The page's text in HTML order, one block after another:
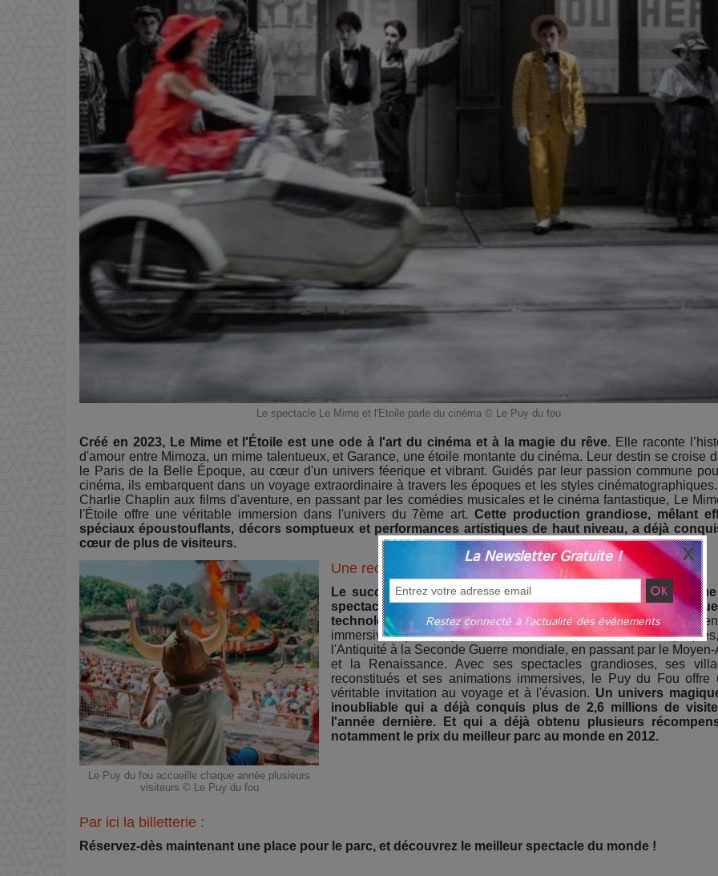
Le spectacle Le Mime et l'Etoile parle du cinéma © Le Puy du fou
Créé en 2023, Le Mime et l'Étoile est une ode à l'art du cinéma et à la magie du rêve. Elle raconte
d'amour entre Mimoza, un mime talentueux, et Garance, une étoile montante du cinéma. Leur destin se croise
le Paris de la Belle Époque, au cœur d'un univers féerique et vibrant. Guidés par leur passion commune
cinéma, ils embarquent dans un voyage extraordinaire à travers les époques et les styles
Charlie Chaplin aux films d'aventure, en passant par les comédies musicales et le cinéma fantastique, Le
l'Étoile offre une véritable immersion dans l'univers du 7ème art. Cette production grandiose, mêlant
spéciaux époustouflants, décors somptueux et performances artistiques de haut niveau, a déjà
cœur de plus de visiteurs.
Le Puy du fou accueille chaque année plusieurs
visiteurs © Le Puy du fou
Une reconnaissance internationale
Le succès du Puy du Fou repose sur une approche
spectacle, associant rigueur historique, créativité
technologies de pointe.Le parc propose une multitude
immersives qui transportent les visiteurs dans différentes
l'Antiquité à la Seconde Guerre mondiale, en passant par le Moyen-
et la Renaissance. Avec ses spectacles grandioses, ses
reconstitués et ses animations immersives, le Puy du Fou offre
véritable invitation au voyage et à l'évasion. Un univers
inoubliable qui a déjà conquis plus de 2,6 millions de
l'année dernière. Et qui a déjà obtenu plusieurs
notamment le prix du meilleur parc au monde en 2012.
Par ici la billetterie :
Réservez-dès maintenant une place pour le parc, et découvrez le meilleur spectacle du monde !
La Newsletter Gratuite !
Restez connecté à l'actualité des événements